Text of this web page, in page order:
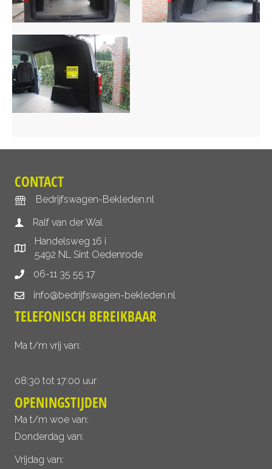
CONTACT
Bedrijfswagen-Bekleden.nl
Ralf van der Wal
Handelsweg 16 i
5492 NL Sint Oedenrode
06-11 35 55 17
info@bedrijfswagen-bekleden.nl
TELEFONISCH BEREIKBAAR
Ma t/m vrij van:
08:30 tot 17:00 uur
OPENINGSTIJDEN
Ma t/m woe van:
Donderdag van:
Vrijdag van: